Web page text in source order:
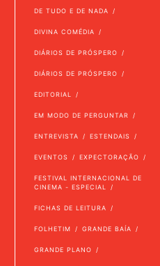
DE TUDO E DE NADA
DIVINA COMÉDIA
DIÁRIOS DE PRÓSPERO
DIÁRIOS DE PRÓSPERO
EDITORIAL
EM MODO DE PERGUNTAR
ENTREVISTA ESTENDAIS
EVENTOS EXPECTORAÇÃO
FESTIVAL INTERNACIONAL DE
CINEMA - ESPECIAL
FICHAS DE LEITURA
FOLHETIM GRANDE BAÍA
GRANDE PLANO